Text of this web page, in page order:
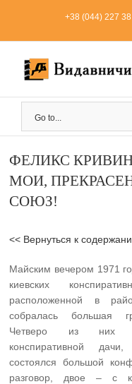
+38 (044) 227
Go to...
ФЕЛИКС КРИВИН
МОИ,
СОЮЗ!
<< Вернуться к
Майским вечером 1971
киевских
расположенной в
собралась большая
Четверо из них
конспиративной
состоялся большой
разговор, двое – с